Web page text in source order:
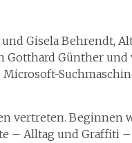
Gisela Behrendt,
Günther und
vertreten. Beginnen
– Alltag und Graffiti